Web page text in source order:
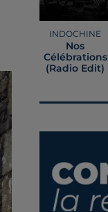
INDOCHINE
Nos
Célébrations
(radio Edit)